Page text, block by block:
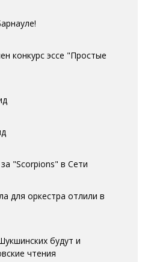
конкурс эссе "Простые
"Scorpions" в Сети
для оркестра отлили в
будут и
чтения